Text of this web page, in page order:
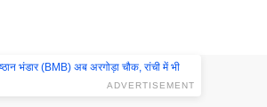
ADVERTISEMENT